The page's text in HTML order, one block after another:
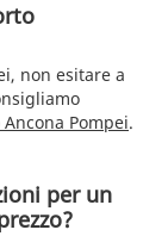
non esitare a
Pompei.
per un